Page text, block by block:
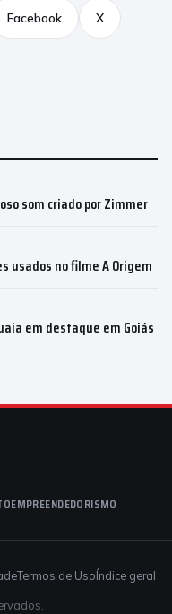
Facebook X
som criado por Zimmer
usados no filme A Origem
em destaque em Goiás
EMPREENDEDORISMO
Termos de UsoÍndice geral